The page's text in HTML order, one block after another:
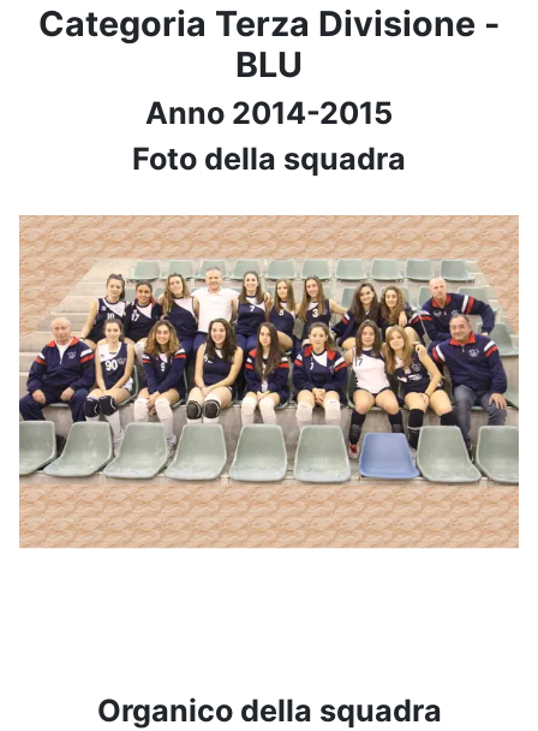
Categoria Terza Divisione -
BLU
Anno 2014-2015
Foto della squadra
Organico della squadra